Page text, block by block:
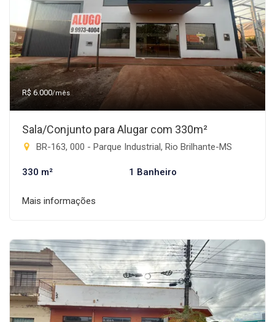
R$ 6.000/mês
Sala/Conjunto para Alugar com 330m²
BR-163, 000 - Parque Industrial, Rio Brilhante-MS
330 m² 1 Banheiro
Mais informações